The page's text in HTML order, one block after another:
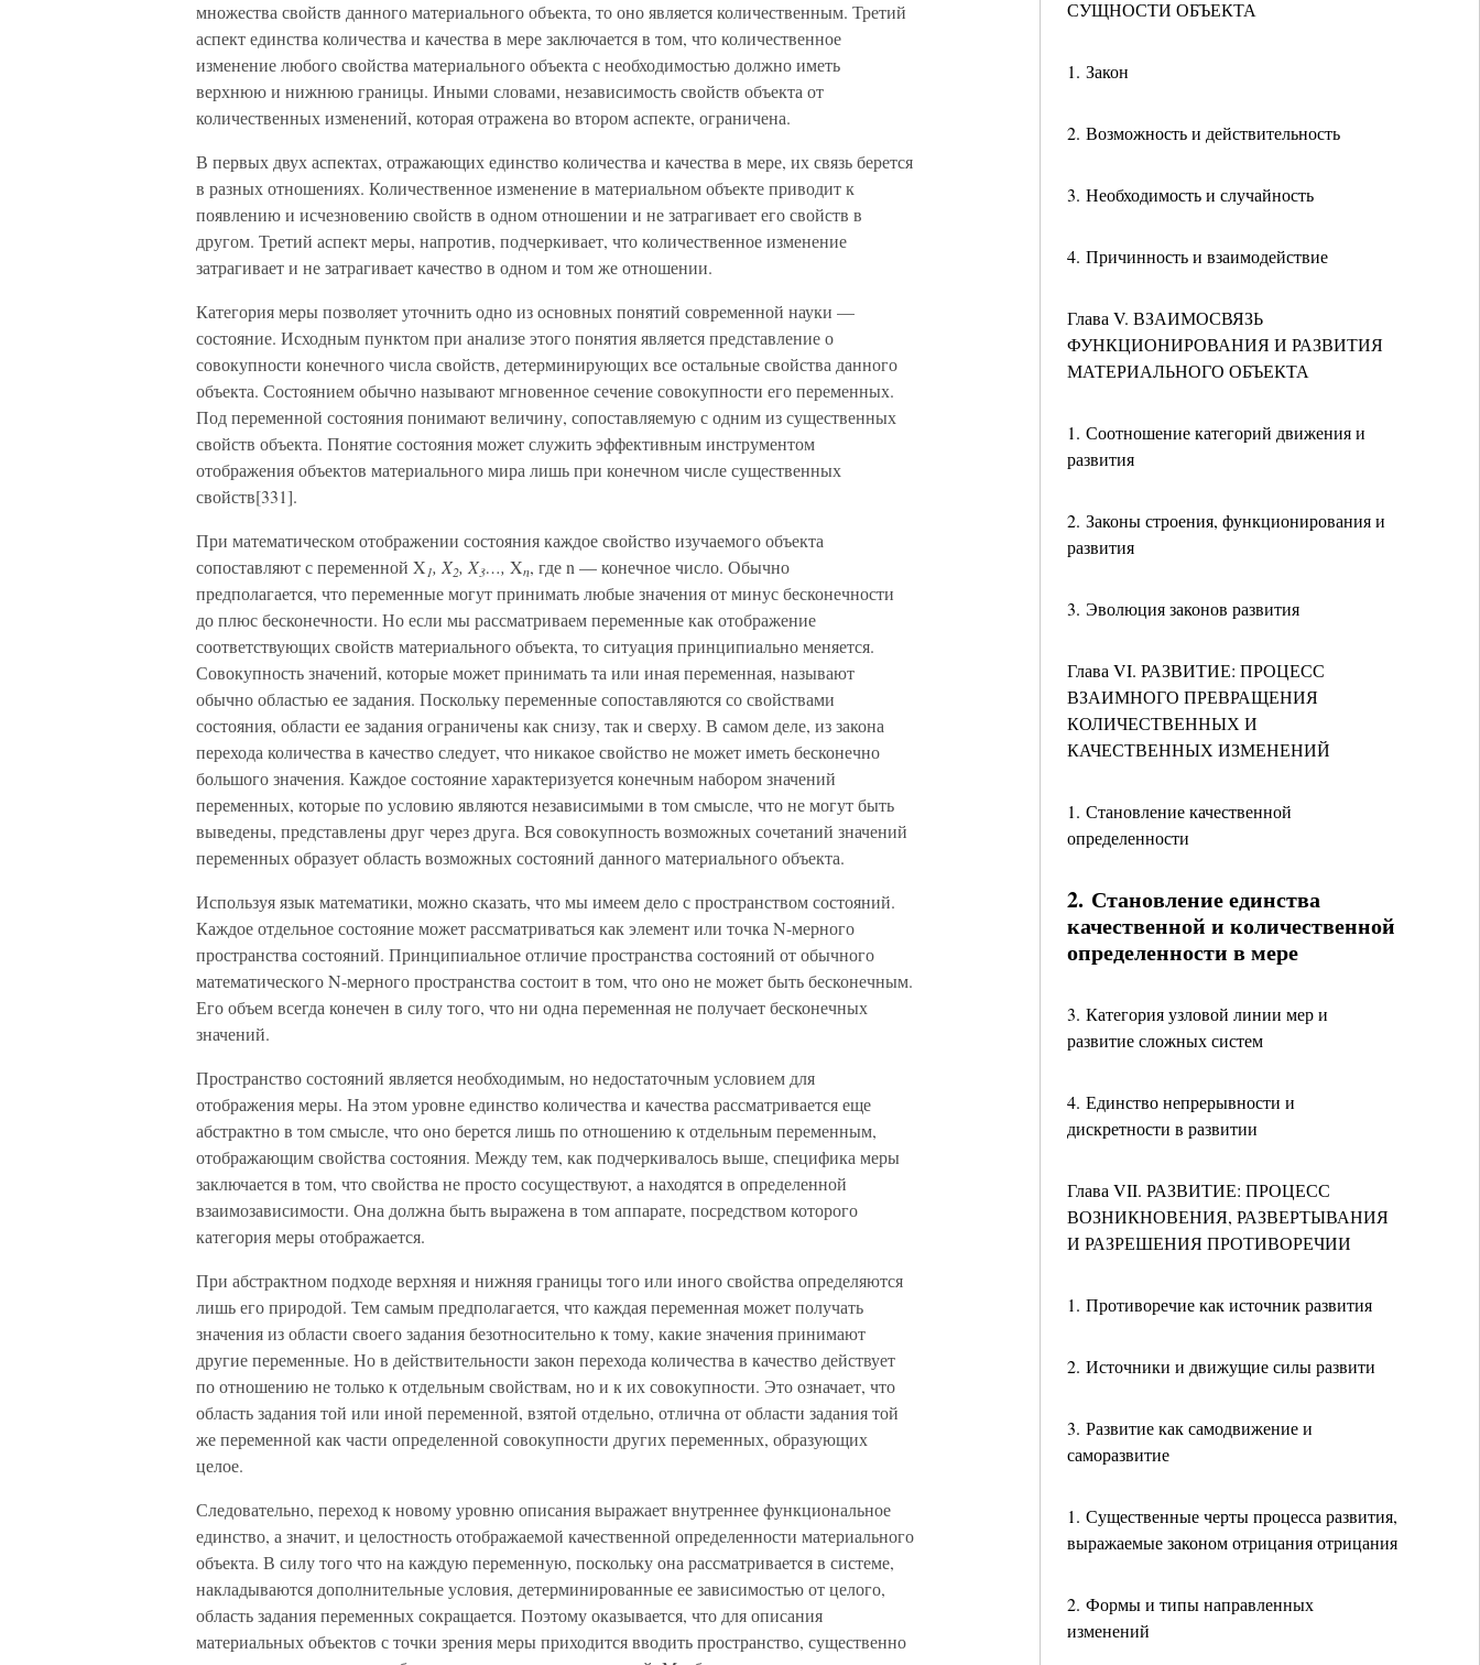
СУЩНОСТИ ОБЪЕКТА
1. Закон
2. Возможность и действительность
3. Необходимость и случайность
4. Причинность и взаимодействие
Глава V. ВЗАИМОСВЯЗЬ
ФУНКЦИОНИРОВАНИЯ И РАЗВИТИЯ
МАТЕРИАЛЬНОГО ОБЪЕКТА
1. Соотношение категорий движения и
развития
2. Законы строения, функционирования и
развития
3. Эволюция законов развития
Глава VI. РАЗВИТИЕ: ПРОЦЕСС
ВЗАИМНОГО ПРЕВРАЩЕНИЯ
КОЛИЧЕСТВЕННЫХ И
КАЧЕСТВЕННЫХ ИЗМЕНЕНИЙ
1. Становление качественной
определенности
2. Становление единства
качественной и количественной
определенности в мере
3. Категория узловой линии мер и
развитие сложных систем
4. Единство непрерывности и
дискретности в развитии
Глава VII. РАЗВИТИЕ: ПРОЦЕСС
ВОЗНИКНОВЕНИЯ, РАЗВЕРТЫВАНИЯ
И РАЗРЕШЕНИЯ ПРОТИВОРЕЧИИ
1. Противоречие как источник развития
2. Источники и движущие силы развити
3. Развитие как самодвижение и
саморазвитие
1. Существенные черты процесса развития,
выражаемые законом отрицания отрицания
2. Формы и типы направленных
изменений
множества свойств данного материального объекта, то оно является количественным. Третий
аспект единства количества и качества в мере заключается в том, что количественное
изменение любого свойства материального объекта с необходимостью должно иметь
верхнюю и нижнюю границы. Иными словами, независимость свойств объекта от
количественных изменений, которая отражена во втором аспекте, ограничена.
В первых двух аспектах, отражающих единство количества и качества в мере, их связь берется
в разных отношениях. Количественное изменение в материальном объекте приводит к
появлению и исчезновению свойств в одном отношении и не затрагивает его свойств в
другом. Третий аспект меры, напротив, подчеркивает, что количественное изменение
затрагивает и не затрагивает качество в одном и том же отношении.
Категория меры позволяет уточнить одно из основных понятий современной науки —
состояние. Исходным пунктом при анализе этого понятия является представление о
совокупности конечного числа свойств, детерминирующих все остальные свойства данного
объекта. Состоянием обычно называют мгновенное сечение совокупности его переменных.
Под переменной состояния понимают величину, сопоставляемую с одним из существенных
свойств объекта. Понятие состояния может служить эффективным инструментом
отображения объектов материального мира лишь при конечном числе существенных
свойств[331].
При математическом отображении состояния каждое свойство изучаемого объекта
сопоставляют с переменной X1, X2, X3…, Xn, где n — конечное число. Обычно
предполагается, что переменные могут принимать любые значения от минус бесконечности
до плюс бесконечности. Но если мы рассматриваем переменные как отображение
соответствующих свойств материального объекта, то ситуация принципиально меняется.
Совокупность значений, которые может принимать та или иная переменная, называют
обычно областью ее задания. Поскольку переменные сопоставляются со свойствами
состояния, области ее задания ограничены как снизу, так и сверху. В самом деле, из закона
перехода количества в качество следует, что никакое свойство не может иметь бесконечно
большого значения. Каждое состояние характеризуется конечным набором значений
переменных, которые по условию являются независимыми в том смысле, что не могут быть
выведены, представлены друг через друга. Вся совокупность возможных сочетаний значений
переменных образует область возможных состояний данного материального объекта.
Используя язык математики, можно сказать, что мы имеем дело с пространством состояний.
Каждое отдельное состояние может рассматриваться как элемент или точка N-мерного
пространства состояний. Принципиальное отличие пространства состояний от обычного
математического N-мерного пространства состоит в том, что оно не может быть бесконечным.
Его объем всегда конечен в силу того, что ни одна переменная не получает бесконечных
значений.
Пространство состояний является необходимым, но недостаточным условием для
отображения меры. На этом уровне единство количества и качества рассматривается еще
абстрактно в том смысле, что оно берется лишь по отношению к отдельным переменным,
отображающим свойства состояния. Между тем, как подчеркивалось выше, специфика меры
заключается в том, что свойства не просто сосуществуют, а находятся в определенной
взаимозависимости. Она должна быть выражена в том аппарате, посредством которого
категория меры отображается.
При абстрактном подходе верхняя и нижняя границы того или иного свойства определяются
лишь его природой. Тем самым предполагается, что каждая переменная может получать
значения из области своего задания безотносительно к тому, какие значения принимают
другие переменные. Но в действительности закон перехода количества в качество действует
по отношению не только к отдельным свойствам, но и к их совокупности. Это означает, что
область задания той или иной переменной, взятой отдельно, отлична от области задания той
же переменной как части определенной совокупности других переменных, образующих
целое.
Следовательно, переход к новому уровню описания выражает внутреннее функциональное
единство, а значит, и целостность отображаемой качественной определенности материального
объекта. В силу того что на каждую переменную, поскольку она рассматривается в системе,
накладываются дополнительные условия, детерминированные ее зависимостью от целого,
область задания переменных сокращается. Поэтому оказывается, что для описания
материальных объектов с точки зрения меры приходится вводить пространство, существенно